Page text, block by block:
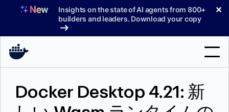
へ
Insights on the state of AI agents from 800+
builders and leaders. Download your copy
✕
製品
索
Docker Desktop 4.21: 新